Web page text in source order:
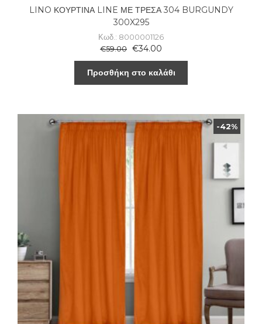
LINO ΚΟΥΡΤΙΝΑ LINE ΜΕ ΤΡΕΣΑ 304 BURGUNDY
300X295
Κωδ.: 8000001126
€59.00 €34.00
Προσθήκη στο καλάθι
-42%